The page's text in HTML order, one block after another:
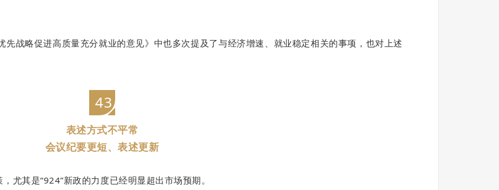
战略促进高质量充分就业的意见》中也多次提及了与经济增速、就业稳定相关的事项，也对上述
43
表述方式不平常
会议纪要更短、表述更新
尤其是“924”新政的力度已经明显超出市场预期。